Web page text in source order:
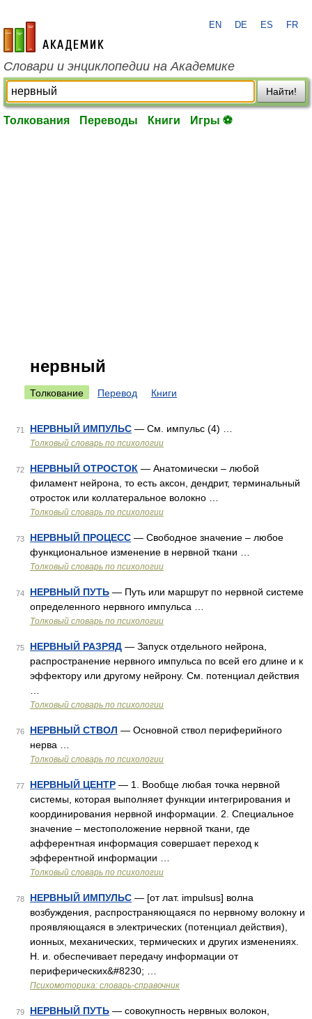
academic.ru
EN DE ES FR
Словари и энциклопедии на Академике
Найти!
Толкования Переводы Книги Игры ⚽
нервный
Толкование Перевод Книги
71 НЕРВНЫЙ ИМПУЛЬС — См. импульс (4) …
Толковый словарь по психологии
72 НЕРВНЫЙ ОТРОСТОК — Анатомически – любой
филамент нейрона, то есть аксон, дендрит, терминальный
отросток или коллатеральное волокно …
Толковый словарь по психологии
73 НЕРВНЫЙ ПРОЦЕСС — Свободное значение – любое
функциональное изменение в нервной ткани …
Толковый словарь по психологии
74 НЕРВНЫЙ ПУТЬ — Путь или маршрут по нервной системе
определенного нервного импульса …
Толковый словарь по психологии
75 НЕРВНЫЙ РАЗРЯД — Запуск отдельного нейрона,
распространение нервного импульса по всей его длине и к
эффектору или другому нейрону. См. потенциал действия
Толковый словарь по психологии
76 НЕРВНЫЙ СТВОЛ — Основной ствол периферийного
нерва …
Толковый словарь по психологии
77 НЕРВНЫЙ ЦЕНТР — 1. Вообще любая точка нервной
системы, которая выполняет функции интегрирования и
координирования нервной информации. 2. Специальное
значение – местоположение нервной ткани, где
афферентная информация совершает переход к
эфферентной информации …
Толковый словарь по психологии
78 НЕРВНЫЙ ИМПУЛЬС — [от лат. impulsus] волна
возбуждения, распространяющаяся по нервному волокну и
проявляющаяся в электрических (потенциал действия),
ионных, механических, термических и других изменениях.
Н. и. обеспечивает передачу информации от
периферических&#8230; …
Психомоторика: cловарь-справочник
79 НЕРВНЫЙ ПУТЬ — совокупность нервных волокон,